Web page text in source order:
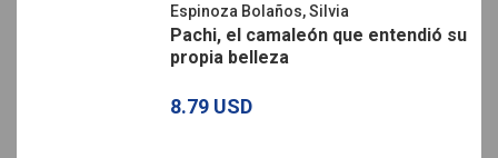
Espinoza Bolaños, Silvia
Pachi, el camaleón que entendió su
propia belleza
8.79 USD